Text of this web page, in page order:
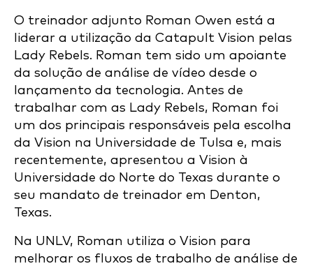
O treinador adjunto Roman Owen está a
liderar a utilização da Catapult Vision pelas
Lady Rebels. Roman tem sido um apoiante
da solução de análise de vídeo desde o
lançamento da tecnologia. Antes de
trabalhar com as Lady Rebels, Roman foi
um dos principais responsáveis pela escolha
da Vision na Universidade de Tulsa e, mais
recentemente, apresentou a Vision à
Universidade do Norte do Texas durante o
seu mandato de treinador em Denton,
Texas.
Na UNLV, Roman utiliza o Vision para
melhorar os fluxos de trabalho de análise de